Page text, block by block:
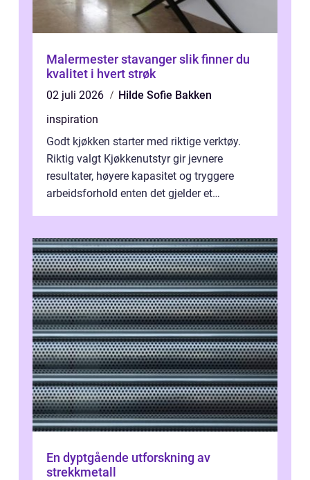
Malermester stavanger slik finner du
kvalitet i hvert strøk
02 juli 2026
Hilde Sofie Bakken
inspiration
Godt kjøkken starter med riktige verktøy.
Riktig valgt Kjøkkenutstyr gir jevnere
resultater, høyere kapasitet og tryggere
arbeidsforhold enten det gjelder et
En dyptgående utforskning av
strekkmetall